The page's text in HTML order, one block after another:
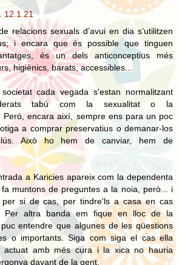
12.1.21
relacions sexuals d’avui en dia s’utilitzen
i encara que és possible que tinguen
és un dels anticonceptius més
higiènics, barats, accessibles...
cada vegada s'estan normalitzant
tabú com la sexualitat o la
Però, encara així, sempre ens para un poc
a comprar preservatius o demanar-los
Això ho hem de canviar, hem de
a Karicies apareix com la dependenta
muntons de preguntes a la noia, però... i
si de cas, per tindre'ls a casa en cas
Per altra banda em fique en lloc de la
entendre que algunes de les qüestions
o importants. Siga com siga el cas ella
actuat amb més cura i la xica no hauria
davant de la gent.